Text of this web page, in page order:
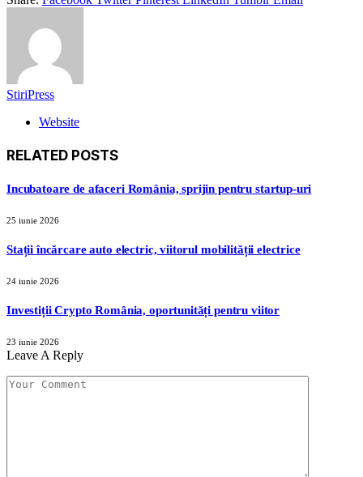
StiriPress
Website
RELATED POSTS
Incubatoare de afaceri România, sprijin pentru startup-uri
25 iunie 2026
Stații încărcare auto electric, viitorul mobilității electrice
24 iunie 2026
Investiții Crypto România, oportunități pentru viitor
23 iunie 2026
Leave A Reply